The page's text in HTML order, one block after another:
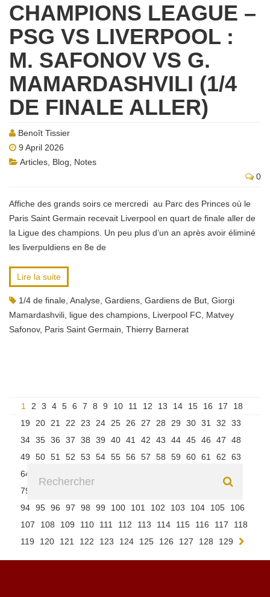
CHAMPIONS LEAGUE –
PSG VS LIVERPOOL :
M. SAFONOV VS G.
MAMARDASHVILI (1/4
DE FINALE ALLER)
Benoît Tissier
9 April 2026
Articles Blog
Notes
0
Affiche des grands soirs ce mercredi au Parc des Princes où le
Paris Saint Germain recevait Liverpool en quart de finale aller de
la Ligue des champions. Un peu plus d’un an après avoir éliminé
les liverpuldiens en 8e de
Lire la suite
1/4 de finale Analyse Gardiens Gardiens de But Giorgi
Mamardashvili ligue des champions Liverpool FC Matvey
Safonov, Paris Saint Germain Thierry Barnerat
1 2 3 4 5 6 7 8 9 10 11 12 13 14 15 16 17
18
19
20 21 22 23 24 25 26 27 28 29 30 31 32
33
34 35 36 37 38 39 40 41 42 43 44 45 46 47
48
49
50 51 52 53 54 55 56 57 58 59 60 61 62
63
64
79
94 95 96 97 98 99 100 101 102 103 104 105
106
107
108 109 110 111 112 113 114 115 116 117
118
119
120 121 122 123 124 125 126 127 128 129